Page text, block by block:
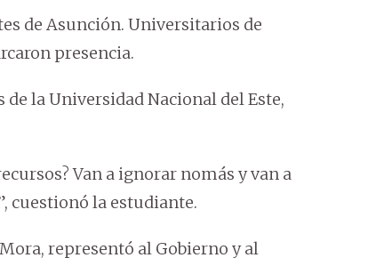
de Asunción. Universitarios de
presencia.
la Universidad Nacional del Este,
Van a ignorar nomás y van a
cuestionó la estudiante.
representó al Gobierno y al